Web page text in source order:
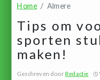
Home Almere
Tips om
sporten
maken!
Geschreven doorRedactie